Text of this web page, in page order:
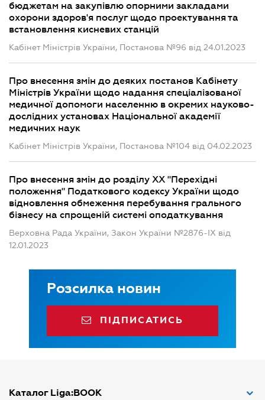
бюджетам на закупівлю опорними закладами
охорони здоров'я послуг щодо проектування та
встановлення кисневих станцій
Кабінет Міністрів України, Постанова №96 від 24.01.2023
Про внесення змін до деяких постанов Кабінету
Міністрів України щодо надання спеціалізованої
медичної допомоги населенню в окремих науково-
дослідних установах Національної академії
медичних наук
Кабінет Міністрів України, Постанова №104 від 04.02.2023
Про внесення змін до розділу XX "Перехідні
положення" Податкового кодексу України щодо
відновлення обмеження перебування грального
бізнесу на спрощеній системі оподаткування
Верховна Рада України, Закон України №2876-IX від
12.01.2023
Розсилка новин
ПІДПИСАТИСЬ
Каталог Liga:BOOK